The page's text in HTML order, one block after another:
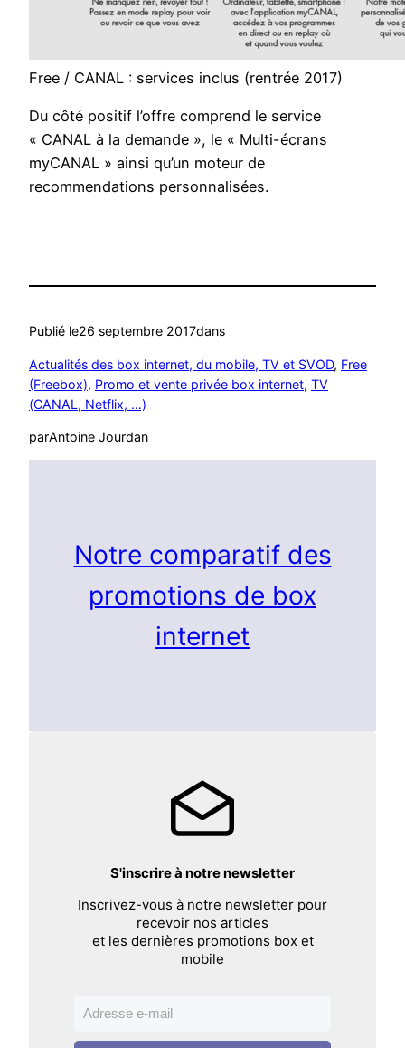
Free / CANAL : services inclus (rentrée 2017)
Du côté positif l’offre comprend le service
« CANAL à la demande », le « Multi-écrans
myCANAL » ainsi qu’un moteur de
recommendations personnalisées.
Publié le26 septembre 2017dans
Actualités des box internet, du mobile, TV et SVOD, Free
(Freebox), Promo et vente privée box internet, TV
(CANAL, Netflix, …)
parAntoine Jourdan
Notre comparatif des
promotions de box
internet
S'inscrire à notre newsletter
Inscrivez-vous à notre newsletter pour
recevoir nos articles
et les dernières promotions box et
mobile